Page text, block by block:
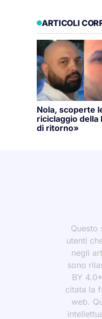
ARTICOLI
Nola, scoperte
riciclaggio della
di ritorno»
Questo
utenti
negli
sono
BY
citata la
web.